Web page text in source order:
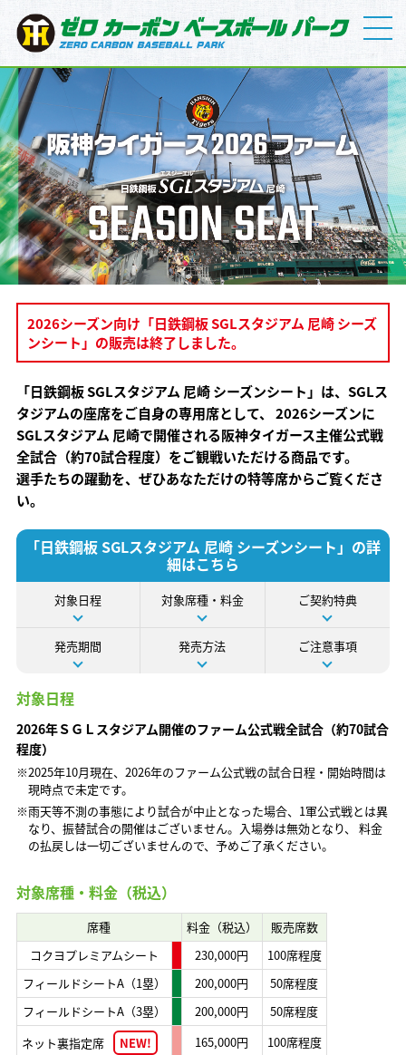
2026シーズン向け「日鉄鋼板 SGLスタジアム 尼崎 シーズ
ンシート」の販売は終了しました。
「日鉄鋼板 SGLスタジアム 尼崎 シーズンシート」は、SGLス
タジアムの座席をご自身の専用席として、
2026シーズンに
SGLスタジアム 尼崎で開催される阪神タイガース主催公式戦
全試合（約70試合程度）をご観戦いただける商品です。
選手たちの躍動を、ぜひあなただけの特等席からご覧くださ
い。
「日鉄鋼板 SGLスタジアム 尼崎 シーズンシート」の詳
細はこちら
対象日程 対象席種・料金 ご契約特典
発売期間 発売方法 ご注意事項
対象日程
2026年ＳＧＬスタジアム開催のファーム公式戦全試合（約70試合
程度）
※2025年10月現在、2026年のファーム公式戦の試合日程・開始時間は
現時点で未定です。
※雨天等不測の事態により試合が中止となった場合、1軍公式戦とは異
なり、振替試合の開催はございません。入場券は無効となり、 料金
の払戻しは一切ございませんので、予めご了承ください。
対象席種・料金（税込）
席種 料金（税込）
販売席数
コクヨプレミアムシート
230,000円
100席程度
フィールドシートA（1塁）
200,000円
50席程度
フィールドシートA（3塁）
200,000円
50席程度
ネット裏指定席
NEW! 165,000円 100席程度